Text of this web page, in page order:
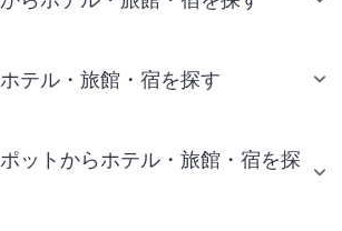
テル・旅館・宿を探す
ットからホテル・旅館・宿を探